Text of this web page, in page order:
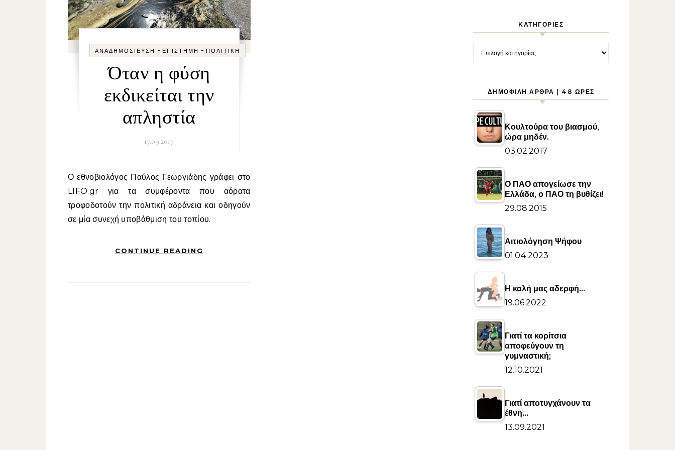
ΑΝΑΔΗΜΟΣΊΕΥΣΗ - ΕΠΙΣΤΉΜΗ - ΠΟΛΙΤΙΚΉ
Όταν η φύση
εκδικείται την
απληστία
17.09.2017
Ο εθνοβιολόγος Παύλος Γεωργιάδης γράφει στο
LIFO.gr για τα συμφέροντα που αόρατα
τροφοδοτούν την πολιτική αδράνεια και οδηγούν
σε μία συνεχή υποβάθμιση του τοπίου.
CONTINUE READING
KΑΤΗΓΟΡΊΕΣ
Kατηγορίες
ΔΗΜΟΦΙΛΉ ΆΡΘΡΑ | 48 ΏΡΕΣ
Κουλτούρα του βιασμού,
ώρα μηδέν.
03.02.2017
Ο ΠΑΟ απογείωσε την
Ελλάδα, ο ΠΑΟ τη βυθίζει!
29.08.2015
Αιτιολόγηση Ψήφου
01.04.2023
Η καλή μας αδερφή…
19.06.2022
Γιατί τα κορίτσια
αποφεύγουν τη
γυμναστική;
12.10.2021
Γιατί αποτυγχάνουν τα
έθνη…
13.09.2021